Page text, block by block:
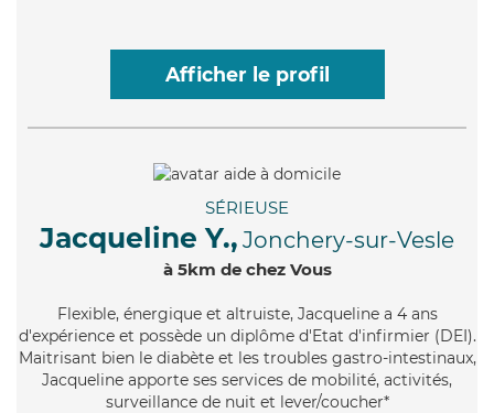
Afficher le profil
SÉRIEUSE
Jacqueline Y., Jonchery-sur-Vesle
à 5km de chez Vous
Flexible, énergique et altruiste, Jacqueline a 4 ans
d'expérience et possède un diplôme d'Etat d'infirmier (DEI).
Maitrisant bien le diabète et les troubles gastro-intestinaux,
Jacqueline apporte ses services de mobilité, activités,
surveillance de nuit et lever/coucher*